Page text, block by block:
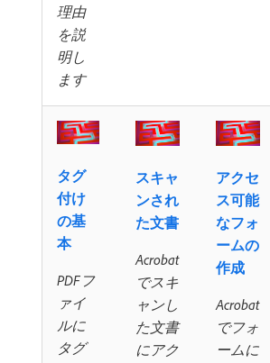
理由
を説
明し
ます
タグ
付け
の基
本
PDFフ
ァイ
ルに
タグ
スキャ
ンされ
た文書
Acrobat
でスキ
ャンし
た文書
にアク
アクセ
ス可能
なフォ
ームの
作成
Acrobat
でフォ
ームに